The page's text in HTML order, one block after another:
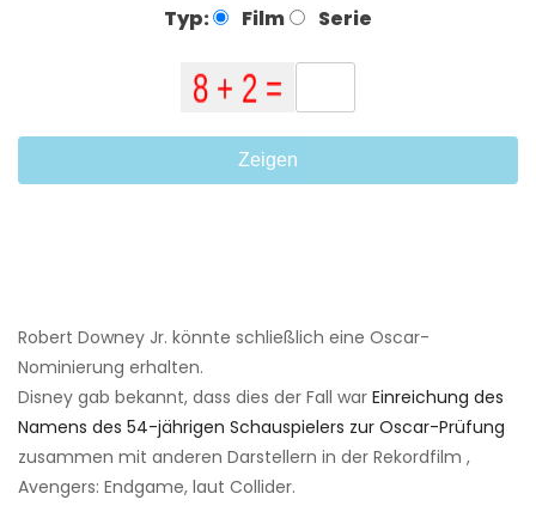
Typ: Film Serie
Zeigen
Robert Downey Jr. könnte schließlich eine Oscar-
Nominierung erhalten.
Disney gab bekannt, dass dies der Fall war Einreichung des
Namens des 54-jährigen Schauspielers zur Oscar-Prüfung
zusammen mit anderen Darstellern in der Rekordfilm ,
Avengers: Endgame, laut Collider.